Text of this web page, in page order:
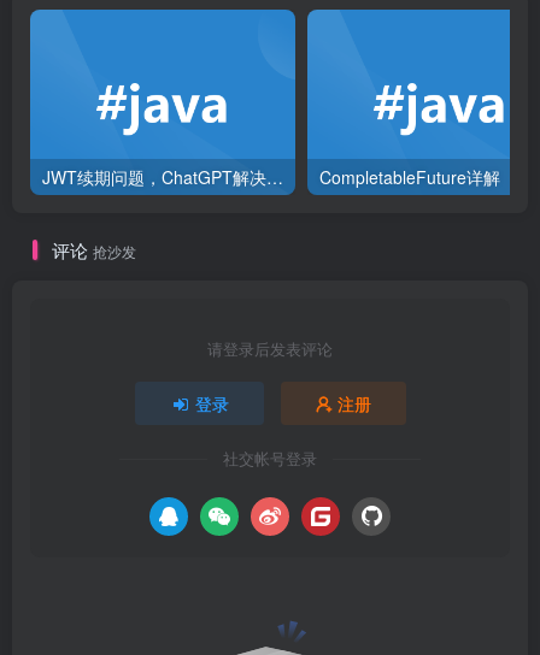
JWT续期问题，ChatGPT解决方案 CompletableFuture详解
评论 抢沙发
请登录后发表评论
登录 注册
社交帐号登录